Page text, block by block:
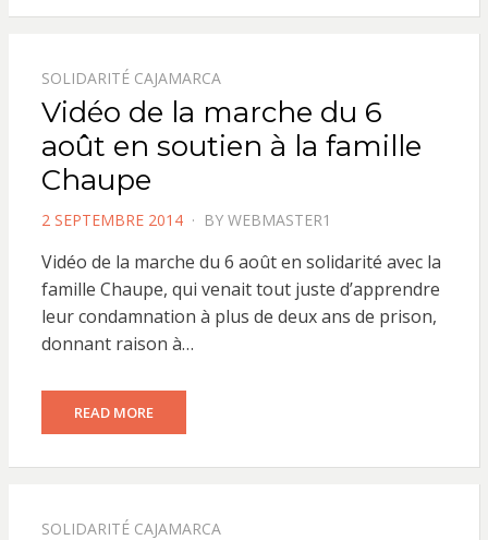
SOLIDARITÉ CAJAMARCA
Vidéo de la marche du 6
août en soutien à la famille
Chaupe
POSTED
2 SEPTEMBRE 2014 BY WEBMASTER1
Vidéo de la marche du 6 août en solidarité avec la
famille Chaupe, qui venait tout juste d’apprendre
leur condamnation à plus de deux ans de prison,
donnant raison à…
READ MORE
SOLIDARITÉ CAJAMARCA